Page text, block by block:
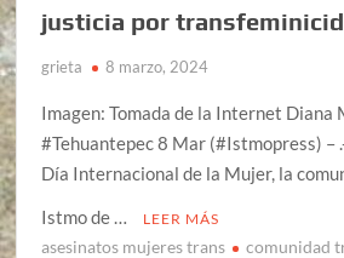
justicia por
grieta 8 marzo, 2024
Imagen: Tomada de la Internet Diana
#Tehuantepec 8 Mar (#Istmopress) –
Día Internacional de la Mujer, la
Istmo de …
LEER MÁS
asesinatos mujeres trans
comunidad